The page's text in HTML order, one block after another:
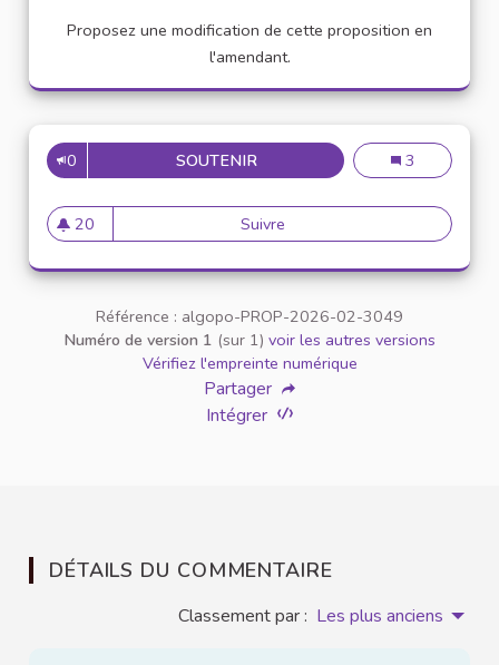
Proposez une modification de cette proposition en
l'amendant.
0 SOUTENIRLOOKING FOR AFFORDABLE
Looking for
3
20
20 abonnés
Suivre Looking for Affordable
Référence : algopo-PROP-2026-02-3049
Numéro de version 1 (sur 1) voir les autres versions
Vérifiez l'empreinte numérique
Partager
Intégrer
DÉTAILS DU COMMENTAIRE
Classement par : Les plus anciens